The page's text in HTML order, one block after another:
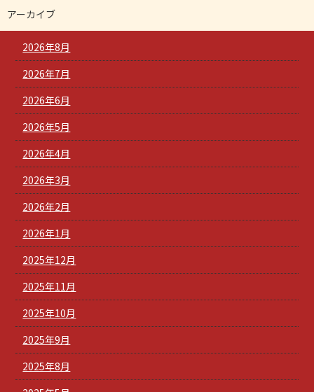
アーカイブ
2026年8月
2026年7月
2026年6月
2026年5月
2026年4月
2026年3月
2026年2月
2026年1月
2025年12月
2025年11月
2025年10月
2025年9月
2025年8月